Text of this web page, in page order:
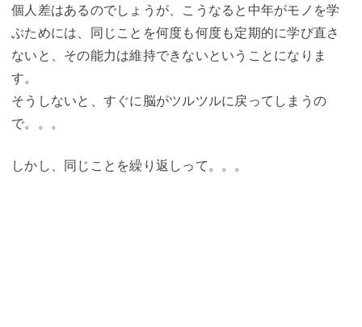
個人差はあるのでしょうが、こうなると中年がモノを学
ぶためには、同じことを何度も何度も定期的に学び直さ
ないと、その能力は維持できないということになりま
す。
そうしないと、すぐに脳がツルツルに戻ってしまうの
で。。。
しかし、同じことを繰り返しって。。。